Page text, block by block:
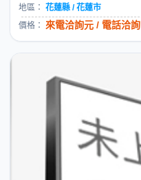
地區： 花蓮縣 / 花蓮市
價格： 來電洽詢元 / 電話洽詢